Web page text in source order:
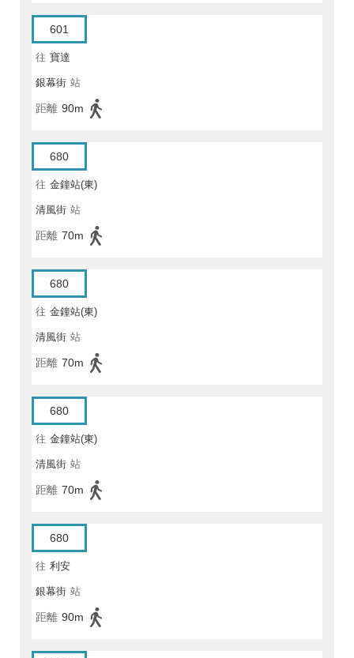
601
往 寶達
銀幕街 站
距離 90m
680
往 金鐘站(東)
清風街 站
距離 70m
680
往 金鐘站(東)
清風街 站
距離 70m
680
往 金鐘站(東)
清風街 站
距離 70m
680
往 利安
銀幕街 站
距離 90m